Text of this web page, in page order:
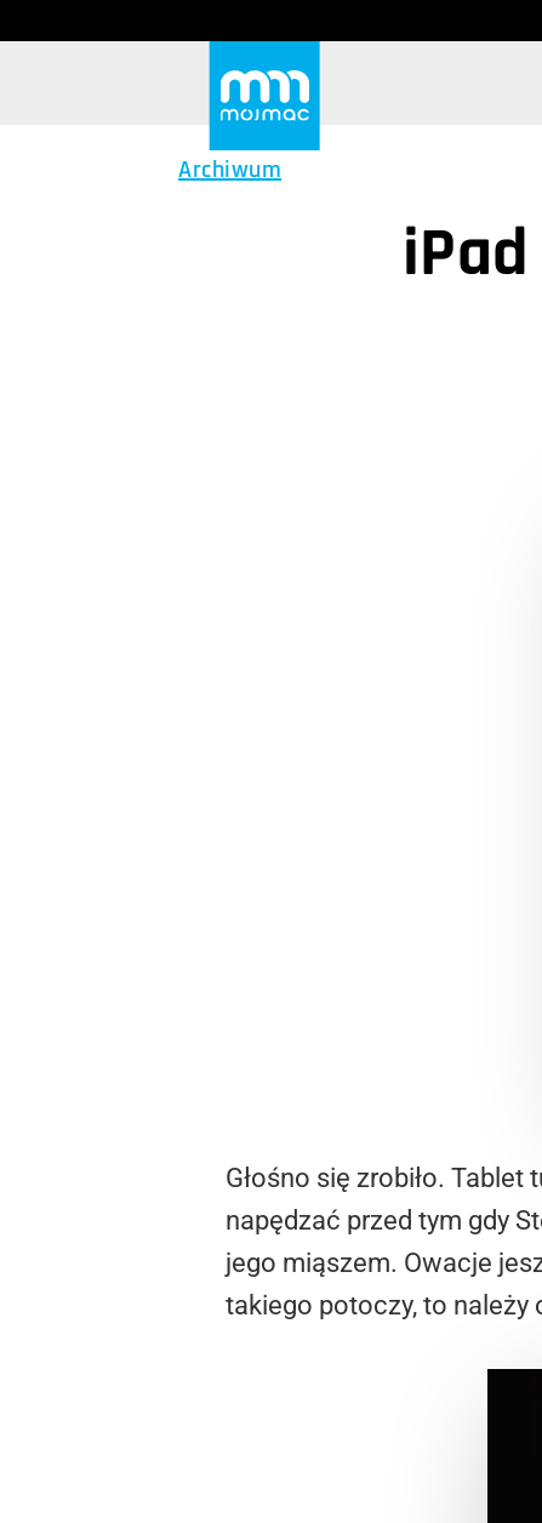
Archiwum
Głośno się zrobiło.
napędzać przed tym gdy
jego miąszem. Owacje
takiego potoczy, to należy